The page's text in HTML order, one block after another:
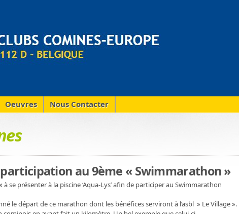
Oeuvres Nous Contacter
participation au 9ème « Swimmarathon »
se présenter à la piscine ‘Aqua-Lys’ afin de participer au Swimmarathon
le départ de ce marathon dont les bénéfices serviront à l’asbl » Le Village ».